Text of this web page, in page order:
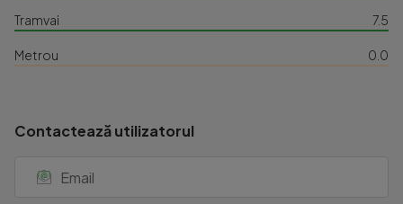
Tramvai 7.5
Metrou 0.0
Contactează utilizatorul